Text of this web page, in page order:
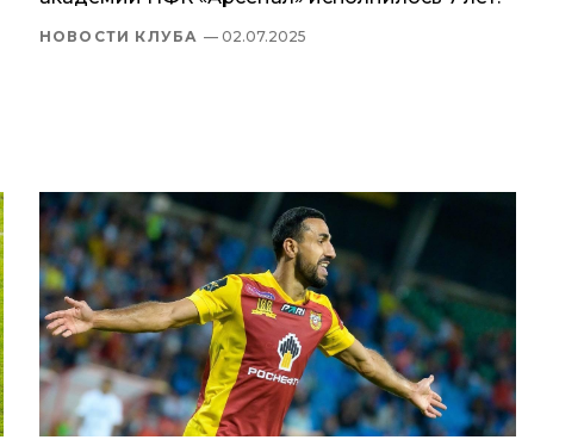
НОВОСТИ КЛУБА — 02.07.2025